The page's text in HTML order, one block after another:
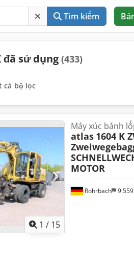
Tìm kiếm
đã sử dụng (433)
cả bộ lọc
1 / 15
Rohrbach
Máy xúc bánh
atlas 1604 K
MOTOR